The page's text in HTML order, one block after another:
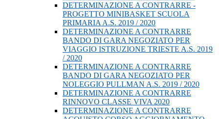
DETERMINAZIONE A CONTRARRE -
PROGETTO MINIBASKET SCUOLA
PRIMARIA A.S. 2019 / 2020
DETERMINAZIONE A CONTRARRE
BANDO DI GARA NEGOZIATO PER
VIAGGIO ISTRUZIONE TRIESTE A.S. 2019
/ 2020
DETERMINAZIONE A CONTRARRE
BANDO DI GARA NEGOZIATO PER
NOLEGGIO PULLMAN A.S. 2019 / 2020
DETERMINAZIONE A CONTRARRE
RINNOVO CLASSE VIVA 2020
DETERMINAZIONE A CONTRARRE